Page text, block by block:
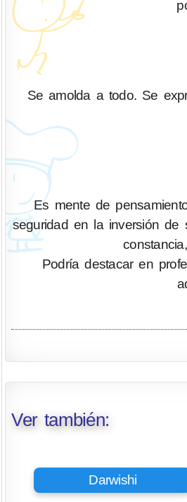
Se amolda a todo. Se
Es mente de
seguridad en la inversión de
Podría destacar en
Ver también:
Darwishi